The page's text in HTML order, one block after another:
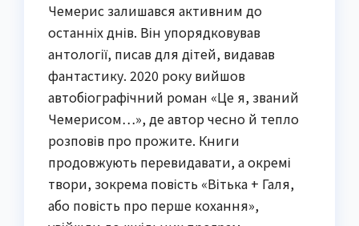
Чемерис залишався активним до
останніх днів. Він упорядковував
антології, писав для дітей, видавав
фантастику. 2020 року вийшов
автобіографічний роман «Це я, званий
Чемерисом…», де автор чесно й тепло
розповів про прожите. Книги
продовжують перевидавати, а окремі
твори, зокрема повість «Вітька + Галя,
або повість про перше кохання»,